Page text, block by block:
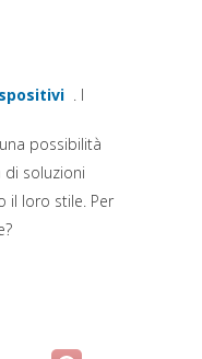
. I
possibilità
di soluzioni
il loro stile. Per